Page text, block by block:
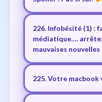
226. Infobésité (1) :
médiatique….
mauvaises nouvelles
225. Votre